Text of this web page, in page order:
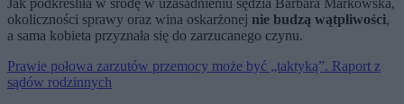
Jak podkreśliła w środę w uzasadnieniu sędzia Barbara Markowska,
okoliczności sprawy oraz wina oskarżonej nie budzą wątpliwości,
a sama kobieta przyznała się do zarzucanego czynu.
Prawie połowa zarzutów przemocy może być „taktyką”. Raport z
sądów rodzinnych